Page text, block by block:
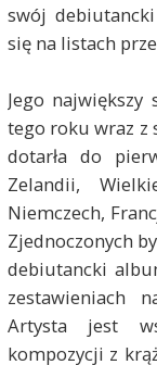
swój
się na listach
Jego największy
tego roku wraz z
dotarła do
Zelandii,
Niemczech,
Zjednoczonych
debiutancki
zestawieniach
Artysta jest
kompozycji z